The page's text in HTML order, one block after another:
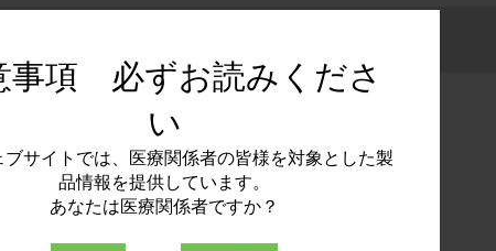
事項 必ずお読みくださ
い
ブサイトでは、医療関係者の皆様を対象とした製
品情報を提供しています。
あなたは医療関係者ですか？
more information.